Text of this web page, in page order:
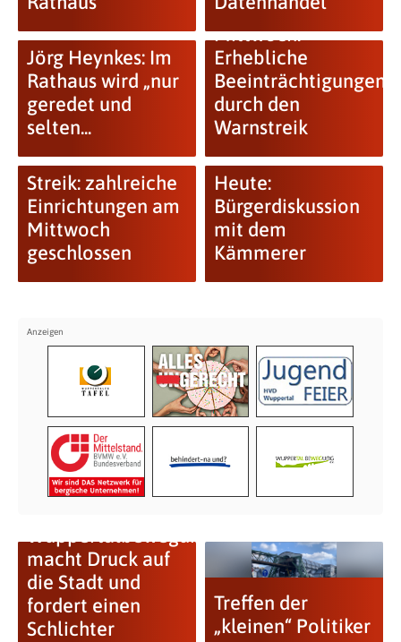
Jörg Heynkes: Im
Rathaus wird „nur
geredet und
selten...
Mittwoch:
Erhebliche
Beeinträchtigungen
durch den
Warnstreik
Streik: zahlreiche
Einrichtungen am
Mittwoch
geschlossen
Heute:
Bürgerdiskussion
mit dem
Kämmerer
Wuppertalbewegung
macht Druck auf
die Stadt und
fordert einen
Schlichter
Treffen der
„kleinen“ Politiker